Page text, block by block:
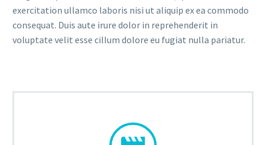
exercitation ullamco laboris nisi ut aliquip ex ea commodo
consequat. Duis aute irure dolor in reprehenderit in
voluptate velit esse cillum dolore eu fugiat nulla pariatur.